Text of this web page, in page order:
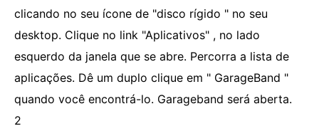
clicando no seu ícone de "disco rígido " no seu
desktop. Clique no link "Aplicativos" , no lado
esquerdo da janela que se abre. Percorra a lista de
aplicações. Dê um duplo clique em " GarageBand "
quando você encontrá-lo. Garageband será aberta.
2